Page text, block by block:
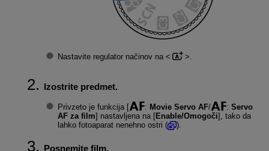
Nastavite regulator načinov na
Izostrite predmet.
Privzeto je funkcija [ : Movie Servo AF/ : Servo
AF za film] nastavljena na [Enable/Omogoči], tako da
lahko fotoaparat nenehno ostri (
).
Posnemite film.